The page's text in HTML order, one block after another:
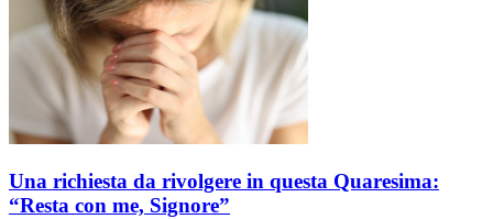
Una richiesta da rivolgere in questa Quaresima:
“Resta con me, Signore”